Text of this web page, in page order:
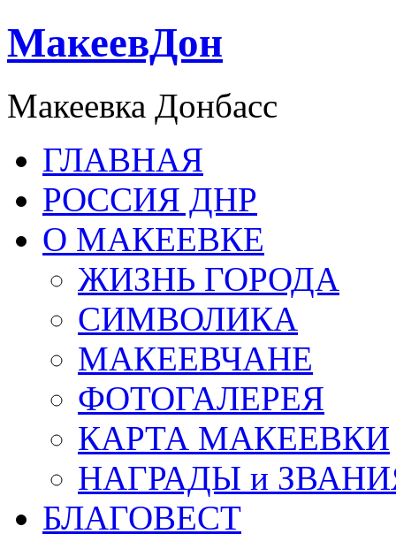
МакеевДон
Макеевка Донбасс
ГЛАВНАЯ
РОССИЯ ДНР
О МАКЕЕВКЕ
ЖИЗНЬ ГОРОДА
СИМВОЛИКА
МАКЕЕВЧАНЕ
ФОТОГАЛЕРЕЯ
КАРТА МАКЕЕВКИ
НАГРАДЫ и
БЛАГОВЕСТ